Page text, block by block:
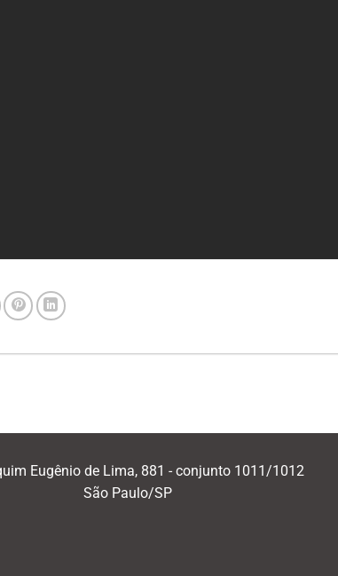
Eugênio de Lima, 881 - conjunto 1011/1012
São Paulo/SP